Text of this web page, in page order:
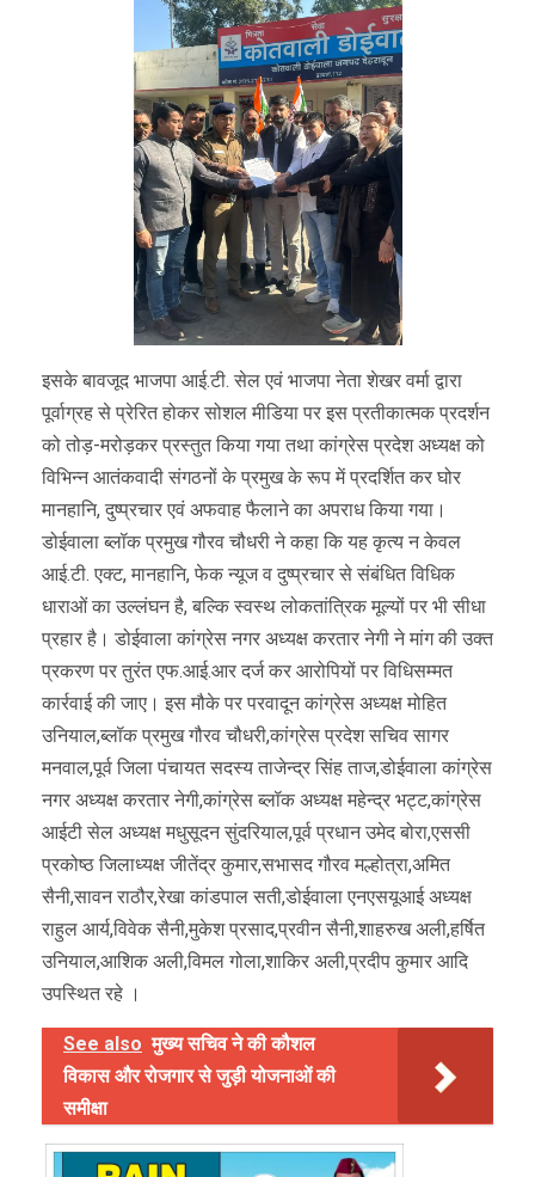
इसके बावजूद भाजपा आई.टी. सेल एवं भाजपा नेता शेखर वर्मा द्वारा
पूर्वाग्रह से प्रेरित होकर सोशल मीडिया पर इस प्रतीकात्मक प्रदर्शन
को तोड़-मरोड़कर प्रस्तुत किया गया तथा कांग्रेस प्रदेश अध्यक्ष को
विभिन्न आतंकवादी संगठनों के प्रमुख के रूप में प्रदर्शित कर घोर
मानहानि, दुष्प्रचार एवं अफवाह फैलाने का अपराध किया गया।
डोईवाला ब्लॉक प्रमुख गौरव चौधरी ने कहा कि यह कृत्य न केवल
आई.टी. एक्ट, मानहानि, फेक न्यूज व दुष्प्रचार से संबंधित विधिक
धाराओं का उल्लंघन है, बल्कि स्वस्थ लोकतांत्रिक मूल्यों पर भी सीधा
प्रहार है। डोईवाला कांग्रेस नगर अध्यक्ष करतार नेगी ने मांग की उक्त
प्रकरण पर तुरंत एफ.आई.आर दर्ज कर आरोपियों पर विधिसम्मत
कार्रवाई की जाए। इस मौके पर परवादून कांग्रेस अध्यक्ष मोहित
उनियाल,ब्लॉक प्रमुख गौरव चौधरी,कांग्रेस प्रदेश सचिव सागर
मनवाल,पूर्व जिला पंचायत सदस्य ताजेन्द्र सिंह ताज,डोईवाला कांग्रेस
नगर अध्यक्ष करतार नेगी,कांग्रेस ब्लॉक अध्यक्ष महेन्द्र भट्ट,कांग्रेस
आईटी सेल अध्यक्ष मधुसूदन सुंदरियाल,पूर्व प्रधान उमेद बोरा,एससी
प्रकोष्ठ जिलाध्यक्ष जीतेंद्र कुमार,सभासद गौरव मल्होत्रा,अमित
सैनी,सावन राठौर,रेखा कांडपाल सती,डोईवाला एनएसयूआई अध्यक्ष
राहुल आर्य,विवेक सैनी,मुकेश प्रसाद,प्रवीन सैनी,शाहरुख अली,हर्षित
उनियाल,आशिक अली,विमल गोला,शाकिर अली,प्रदीप कुमार आदि
उपस्थित रहे ।
See also मुख्य सचिव ने की कौशल
विकास और रोजगार से जुड़ी योजनाओं की
समीक्षा